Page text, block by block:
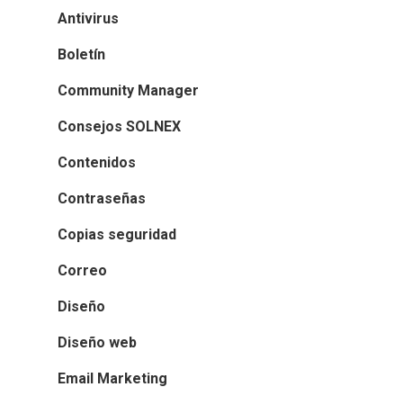
Antivirus
Boletín
Community Manager
Consejos SOLNEX
Contenidos
Contraseñas
Copias seguridad
Correo
Diseño
Diseño web
Email Marketing